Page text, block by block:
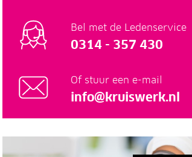
Bel met de Ledenservice
0314 - 357 430
Of stuur een e-mail
info@kruiswerk.nl